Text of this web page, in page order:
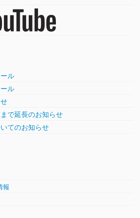
ル
ル
で延長のお知らせ
てのお知らせ
報